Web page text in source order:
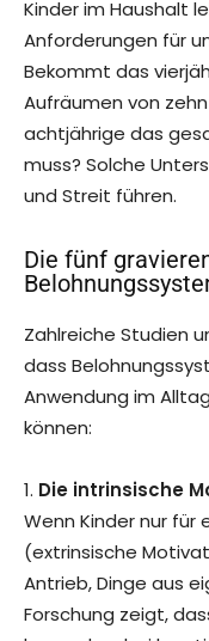
Kinder im Haushalt
Anforderungen für
Bekommt das
Aufräumen von
achtjährige das
muss? Solche
und Streit führen.
Die fünf
Zahlreiche Studien
dass
Anwendung im
können:
1. Die intrinsische
Wenn Kinder nur für
(extrinsische
Antrieb, Dinge aus
Forschung zeigt,